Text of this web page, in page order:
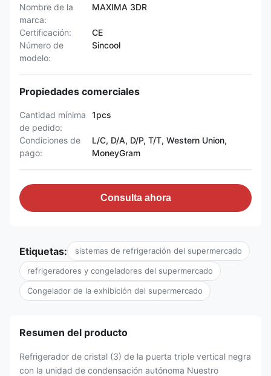
Nombre de la
marca:
MAXIMA 3DR
Certificación:
CE
Número de
modelo:
Sincool
Propiedades comerciales
Cantidad mínima
de pedido:
1pcs
Condiciones de
pago:
L/C, D/A, D/P, T/T, Western Union,
MoneyGram
Consulta ahora
Etiquetas: sistemas de refrigeración del supermercado
refrigeradores y congeladores del supermercado
Congelador de la exhibición del supermercado
Resumen del producto
Refrigerador de cristal (3) de la puerta triple vertical negra
con la unidad de condensación autónoma Nuestro